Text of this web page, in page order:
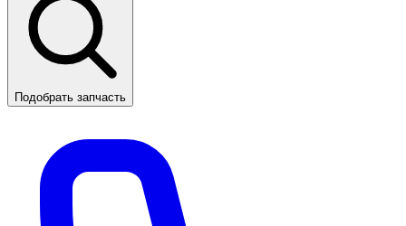
Подобрать запчасть